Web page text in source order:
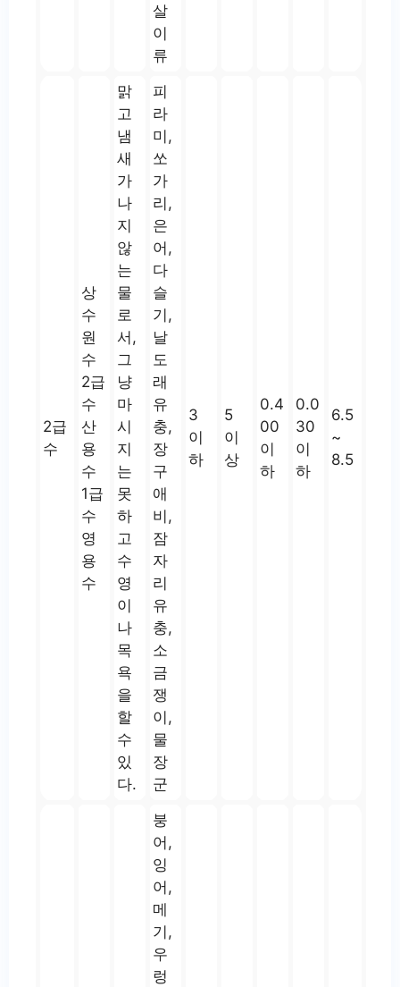
살
이
류
2급
수
상
수
원
수
2급
수
산
용
수
1급
수
영
용
수
맑
고
냄
새
가
나
지
않
는
물
로
서,
그
냥
마
시
지
는
못
하
고
수
영
이
나
목
욕
을
할
수
있
다.
피
라
미,
쏘
가
리,
은
어,
다
슬
기,
날
도
래
유
충,
장
구
애
비,
잠
자
리
유
충,
소
금
쟁
이,
물
장
군
3
이
하
5
이
상
0.4
00
이
하
0.0
30
이
하
6.5
~
8.5
붕
어,
잉
어,
메
기,
우
렁